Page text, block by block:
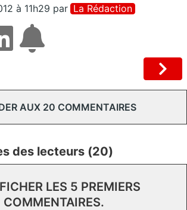
à 11h29 par La Rédaction
AUX 20 COMMENTAIRES
des lecteurs (20)
LES 5 PREMIERS
COMMENTAIRES.